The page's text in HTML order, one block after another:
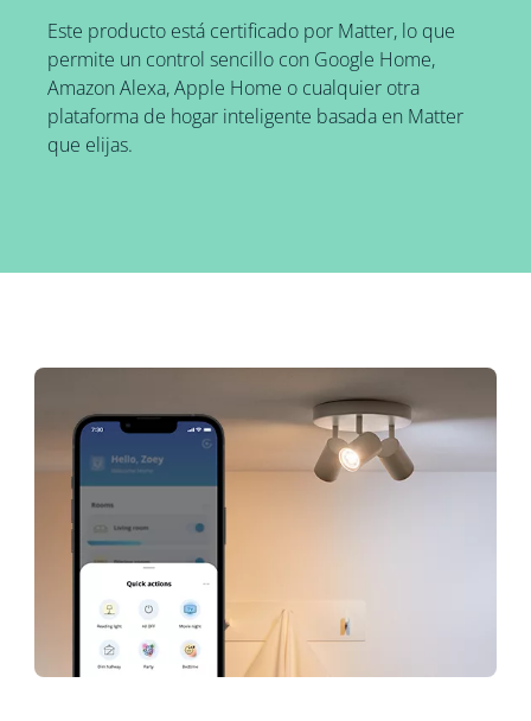
Este producto está certificado por Matter, lo que
permite un control sencillo con Google Home,
Amazon Alexa, Apple Home o cualquier otra
plataforma de hogar inteligente basada en Matter
que elijas.